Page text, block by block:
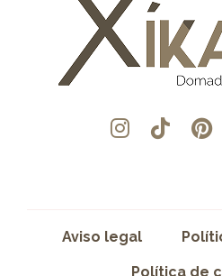
Aviso legal
Política de